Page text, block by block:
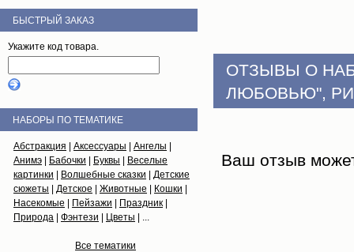
ОТЗЫВЫ О
ЛЮБОВЬЮ",
Ваш отзыв
БЫСТРЫЙ ЗАКАЗ
Укажите код товара.
НАБОРЫ ПО ТЕМАТИКЕ
Абстракция Аксессуары Ангелы
Анимэ
Бабочки Буквы
Веселые
картинки
Волшебные сказки
Детские
сюжеты
Детское Животные Кошки
Насекомые
Пейзажи Праздник
Природа
Фэнтези Цветы | ...
Все тематики